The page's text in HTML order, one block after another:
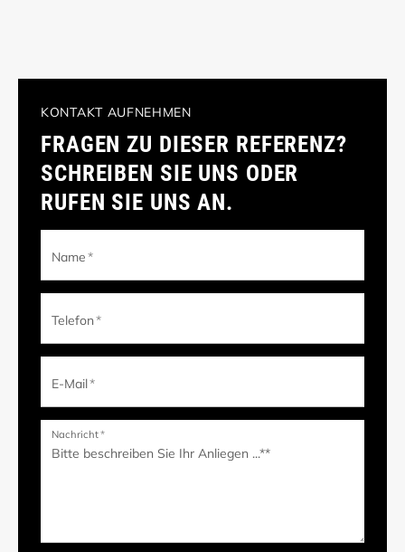
KONTAKT AUFNEHMEN
FRAGEN ZU DIESER REFERENZ?
SCHREIBEN SIE UNS ODER
RUFEN SIE UNS AN.
Name*
Telefon*
E-Mail*
Nachricht*